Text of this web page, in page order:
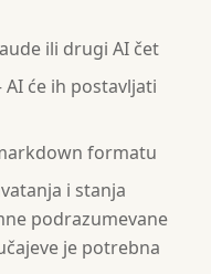
ili drugi AI čet
će ih postavljati
formatu
i stanja
podrazumevane
je potrebna